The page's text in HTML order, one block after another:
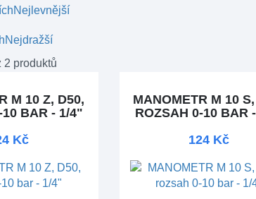
Nejlevnější
Nejdražší
2 produktů
M 10 Z, D50,
10 BAR - 1/4"
Kč
MANOMETR M 10
ROZSAH 0-10 BAR
124 Kč